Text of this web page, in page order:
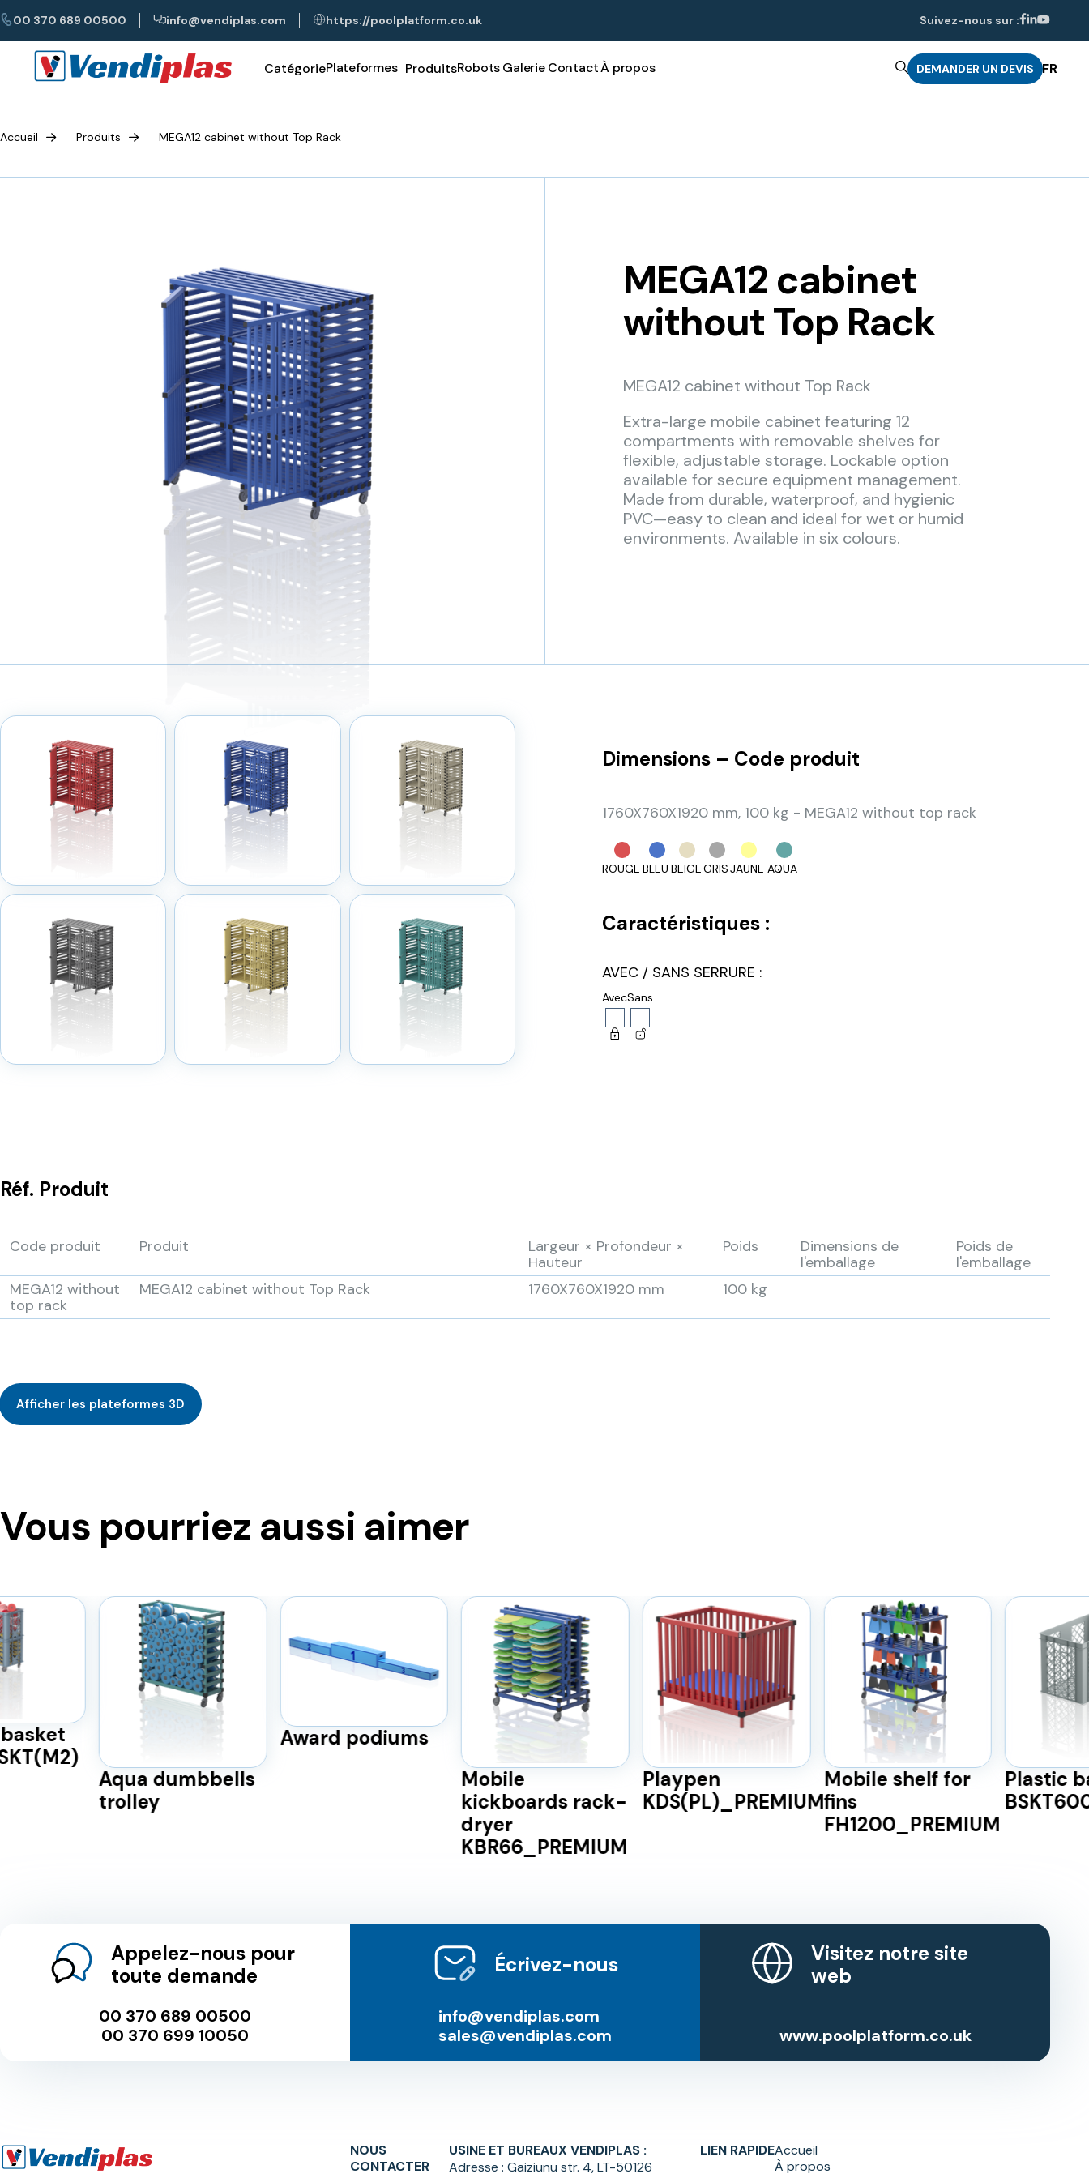
00 370 689 00500 info@vendiplas.com https://poolplatform.co.uk Suivez-nous sur :
CatégoriePlateformes ProduitsRobotsGalerie ContactÀ propos DEMANDER UN DEVIS FR
Accueil Produits MEGA12 cabinet without Top Rack
MEGA12 cabinet
without Top Rack
MEGA12 cabinet without Top Rack
Extra-large mobile cabinet featuring 12
compartments with removable shelves for
flexible, adjustable storage. Lockable option
available for secure equipment management.
Made from durable, waterproof, and hygienic
PVC—easy to clean and ideal for wet or humid
environments. Available in six colours.
Dimensions – Code produit
1760X760X1920 mm, 100 kg - MEGA12 without top rack
ROUGE BLEU BEIGEGRISJAUNE AQUA
Caractéristiques :
AVEC / SANS SERRURE :
AvecSans
Réf. Produit
Code produit Produit
Largeur × Profondeur ×
Hauteur
Poids
Dimensions de
l'emballage
Poids de
l'emballage
MEGA12 without
top rack
MEGA12 cabinet without Top Rack 1760X760X1920 mm 100 kg
Afficher les plateformes 3D
Vous pourriez aussi aimer
Aqua dumbbells
trolley
Award podiums
Mobile
kickboards rack-
dryer
KBR66_PREMIUM
Playpen
KDS(PL)_PREMIUM
Mobile shelf for
fins
FH1200_PREMIUM
Plastic
Appelez-nous pour
toute demande
00 370 689 00500
00 370 699 10050
Écrivez-nous
info@vendiplas.com
sales@vendiplas.com
Visitez notre site
web
www.poolplatform.co.uk
NOUS
CONTACTER
USINE ET BUREAUX VENDIPLAS :
Adresse : Gaiziunu str. 4, LT-50126
LIEN RAPIDEAccueil
À propos